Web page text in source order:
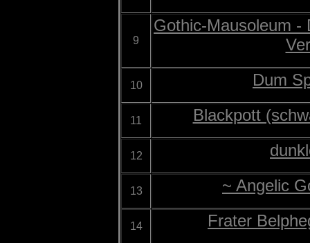
9
Gothic-Mausoleum -
10 Dum
11 Blackpott
12
13 ~ Angelic
14 Frater